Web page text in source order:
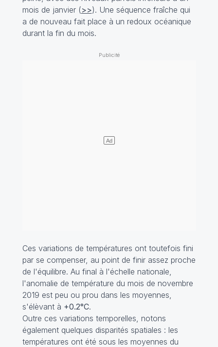
mois de janvier (>>). Une séquence fraîche qui
a de nouveau fait place à un redoux océanique
durant la fin du mois.
Ces variations de températures ont toutefois fini
par se compenser, au point de finir assez proche
de l'équilibre. Au final à l'échelle nationale,
l'anomalie de température du mois de novembre
2019 est peu ou prou dans les moyennes,
s'élèvant à +0.2°C.
Outre ces variations temporelles, notons
également quelques disparités spatiales : les
températures ont été sous les moyennes du